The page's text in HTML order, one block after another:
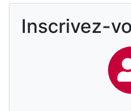
Inscrivez-